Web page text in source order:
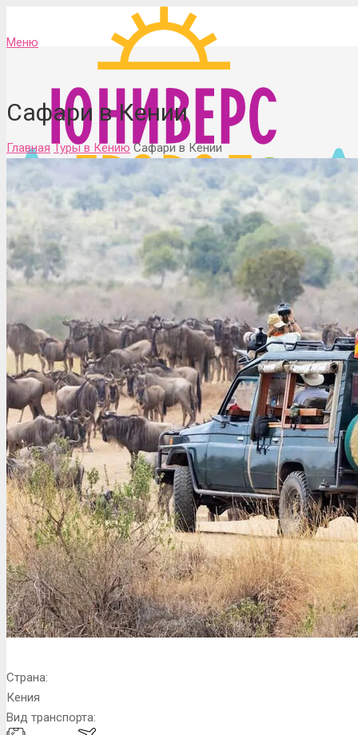
Меню
Сафари в Кении
Главная Туры в Кению Сафари в Кении
Страна:
Кения
Вид транспорта: